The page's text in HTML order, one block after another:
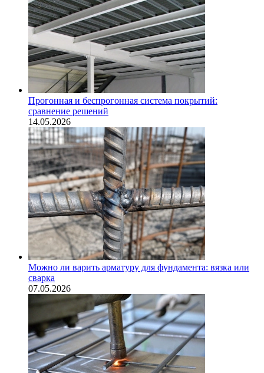
Прогонная и беспрогонная система покрытий:
сравнение решений
14.05.2026
Можно ли варить арматуру для фундамента: вязка или
сварка
07.05.2026